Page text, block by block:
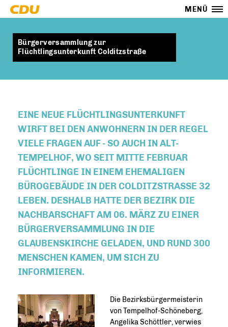
MENÜ
Bürgerversammlung zur
Flüchtlingsunterkunft Colditzstraße
EINE NEUE FLÜCHTLINGSUNTERKUNFT
WIRFT BEI DEN ANWOHNERN IN DER REGEL
VIELE FRAGEN AUF - SO AUCH IN ALT-
TEMPELHOF, WO SEIT MITTE FEBRUAR
FLÜCHTLINGE IN EINEM EHEMALIGEN
BÜROGEBÄUDE IN DER COLDITZSTRASSE 32
LEBEN. DESHALB HATTE DER BEZIRK DIE N
ACHBARSCHAFT AM 06. MÄRZ ZU EINER
BÜRGERVERSAMMLUNG IN DIE G
LAUBENSKIRCHE GELADEN, UND RUND 300 M
ENSCHEN KAMEN, UM SICH ZU I
NFORMIEREN.
Die Bezirksbürgermeisterin
von Tempelhof-Schöneberg,
Angelika Schöttler, verwies